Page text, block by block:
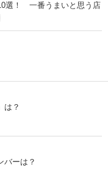
選！ 一番うまいと思う店
は？
バーは？